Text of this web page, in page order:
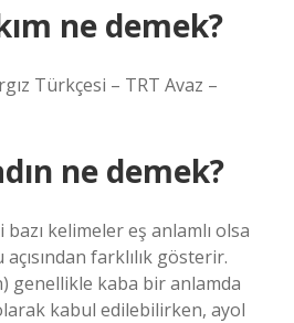
ne demek?
Türkçesi – TRT Avaz –
ne demek?
kelimeler eş anlamlı olsa
farklılık gösterir.
genellikle kaba bir anlamda
kabul edilebilirken, ayol